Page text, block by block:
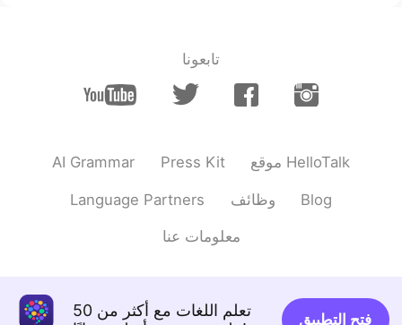
تابعونا
AI Grammar Press Kit موقع HelloTalk
Language Partners وظائف Blog
معلومات عنا
تعلم اللغات مع أكثر من 50
فتح التطبيق